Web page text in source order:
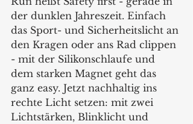
der dunklen Jahreszeit. Einfach
das Sport- und Sicherheitslicht an
den Kragen oder ans Rad clippen
- mit der Silikonschlaufe und
dem starken Magnet geht das
ganz easy. Jetzt nachhaltig ins
rechte Licht setzen: mit zwei
Lichtstärken, Blinklicht und